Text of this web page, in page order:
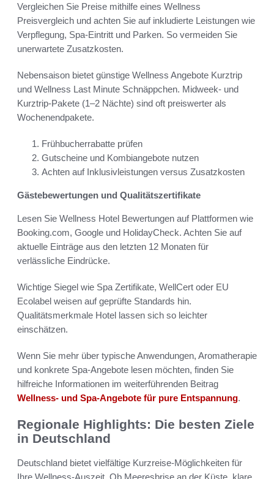
Vergleichen Sie Preise mithilfe eines Wellness
Preisvergleich und achten Sie auf inkludierte Leistungen wie
Verpflegung, Spa-Eintritt und Parken. So vermeiden Sie
unerwartete Zusatzkosten.
Nebensaison bietet günstige Wellness Angebote Kurztrip
und Wellness Last Minute Schnäppchen. Midweek- und
Kurztrip-Pakete (1–2 Nächte) sind oft preiswerter als
Wochenendpakete.
Frühbucherrabatte prüfen
Gutscheine und Kombiangebote nutzen
Achten auf Inklusivleistungen versus Zusatzkosten
Gästebewertungen und Qualitätszertifikate
Lesen Sie Wellness Hotel Bewertungen auf Plattformen wie
Booking.com, Google und HolidayCheck. Achten Sie auf
aktuelle Einträge aus den letzten 12 Monaten für
verlässliche Eindrücke.
Wichtige Siegel wie Spa Zertifikate, WellCert oder EU
Ecolabel weisen auf geprüfte Standards hin.
Qualitätsmerkmale Hotel lassen sich so leichter
einschätzen.
Wenn Sie mehr über typische Anwendungen, Aromatherapie
und konkrete Spa-Angebote lesen möchten, finden Sie
hilfreiche Informationen im weiterführenden Beitrag
Wellness- und Spa-Angebote für pure Entspannung.
Regionale Highlights: Die besten Ziele
in Deutschland
Deutschland bietet vielfältige Kurzreise-Möglichkeiten für